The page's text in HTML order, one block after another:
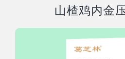
山楂鸡内金